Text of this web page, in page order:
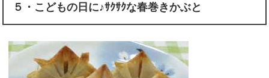
５・こどもの日に♪ｻｸｻｸな春巻きかぶと